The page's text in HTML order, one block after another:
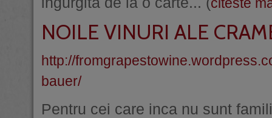
citeste
NOILE VINURI ALE
http://
bauer/
Pentru cei care inca nu sunt